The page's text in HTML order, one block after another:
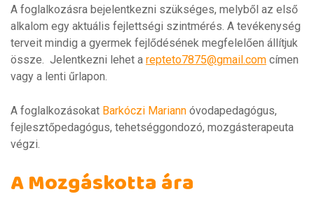
A foglalkozásra bejelentkezni szükséges, melyből az első
alkalom egy aktuális fejlettségi szintmérés. A tevékenység
terveit mindig a gyermek fejlődésének megfelelően állítjuk
össze. Jelentkezni lehet a repteto7875@gmail.com címen
vagy a lenti űrlapon.
A foglalkozásokat Barkóczi Mariann óvodapedagógus,
fejlesztőpedagógus, tehetséggondozó, mozgásterapeuta
végzi.
A Mozgáskotta ára